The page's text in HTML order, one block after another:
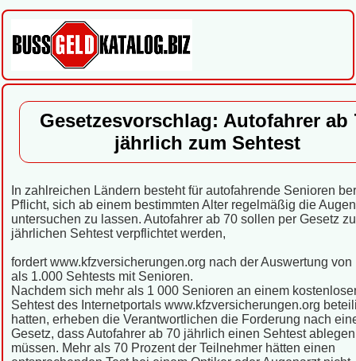
Gesetzesvorschlag: Autofahrer ab
jährlich zum Sehtest
In zahlreichen Ländern besteht für autofahrende Senioren
Pflicht, sich ab einem bestimmten Alter regelmäßig die Augen
untersuchen zu lassen. Autofahrer ab 70 sollen per Gesetz
jährlichen Sehtest verpflichtet werden,
fordert www.kfzversicherungen.org nach der Auswertung von
als 1.000 Sehtests mit Senioren.
Nachdem sich mehr als 1 000 Senioren an einem
Sehtest des Internetportals www.kfzversicherungen.org
hatten, erheben die Verantwortlichen die Forderung nach
Gesetz, dass Autofahrer ab 70 jährlich einen Sehtest ablegen
müssen. Mehr als 70 Prozent der Teilnehmer hätten einen